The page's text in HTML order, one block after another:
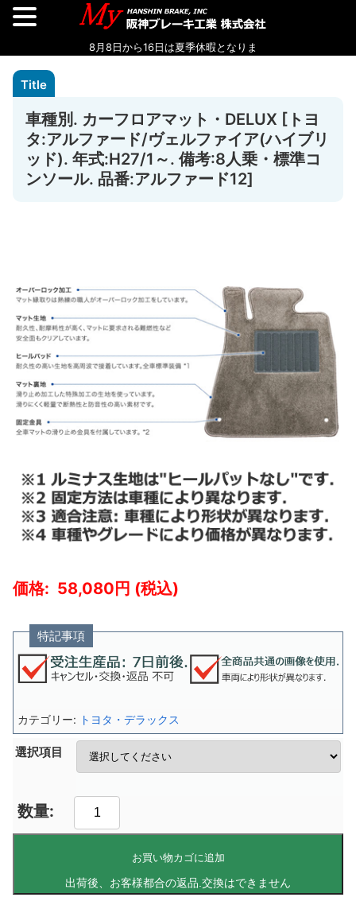
車種別. カーフロアマット・DELUX [トヨ
タ:アルファード/ヴェルファイア(ハイブリ
ッド). 年式:H27/1～. 備考:8人乗・標準コ
ンソール. 品番:アルファード12]
58,080
特記事項
選択項目
お買い物カゴに追加
カテゴリー: トヨタ・デラックス